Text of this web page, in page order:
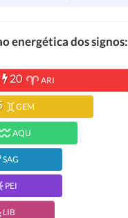
energética dos signos:
20 ARI
GEM
AQU
SAG
PEI
LIB